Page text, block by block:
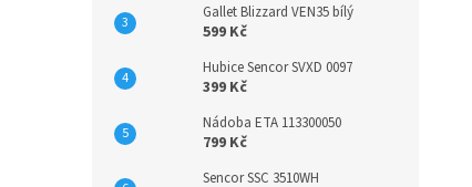
Gallet Blizzard VEN35 bílý
599 Kč
Hubice Sencor SVXD 0097
399 Kč
Nádoba ETA 113300050
799 Kč
Sencor SSC 3510WH